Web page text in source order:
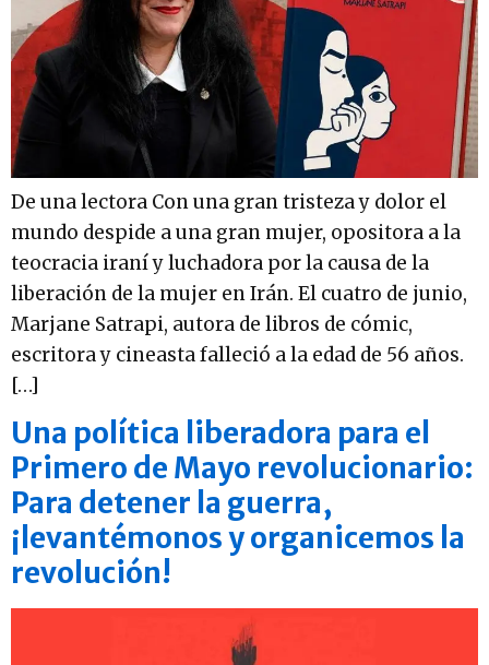
De una lectora Con una gran tristeza y dolor el
mundo despide a una gran mujer, opositora a la
teocracia iraní y luchadora por la causa de la
liberación de la mujer en Irán. El cuatro de junio,
Marjane Satrapi, autora de libros de cómic,
escritora y cineasta falleció a la edad de 56 años.
[…]
Una política liberadora para el
Primero de Mayo revolucionario:
Para detener la guerra,
¡levantémonos y organicemos la
revolución!